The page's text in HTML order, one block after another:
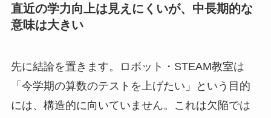
直近の学力向上は見えにくいが、中長期的な
意味は大きい
先に結論を置きます。ロボット・STEAM教室は
「今学期の算数のテストを上げたい」という目的
には、構造的に向いていません。これは欠陥では